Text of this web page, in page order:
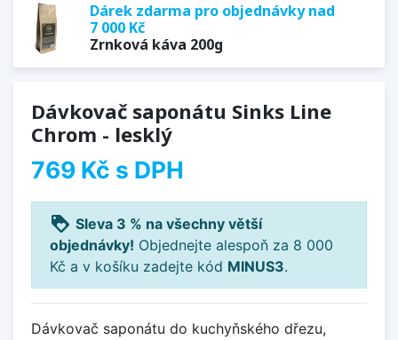
Dárek zdarma pro objednávky nad
7 000 Kč
Zrnková káva 200g
Dávkovač saponátu Sinks Line
Chrom - lesklý
769 Kč s DPH
loyalty Sleva 3 % na všechny větší
objednávky! Objednejte alespoň za 8 000
Kč a v košíku zadejte kód MINUS3.
Dávkovač saponátu do kuchyňského dřezu,